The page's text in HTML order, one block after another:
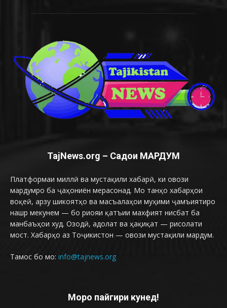
TajNews.org – Садои МАРДУМ
Платформаи миллӣ ва мустақили хабарӣ, ки овози
мардумро ба ҷаҳониён мерасонад. Мо танҳо хабарҳои
воқеӣ, арзу шикоятҳо ва масъалаҳои муҳими ҷамъиятиро
нашр мекунем — бо риояи қатъии махфият нисбат ба
манбаъҳои худ. Озодӣ, адолат ва ҳақиқат — рисолати
мост. Хабарҳо аз Тоҷикистон — овози мустақили мардум.
Тамос бо мо: info@tajnews.org
Моро пайгири кунед!